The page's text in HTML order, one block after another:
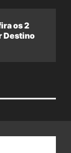
os 2
Destino